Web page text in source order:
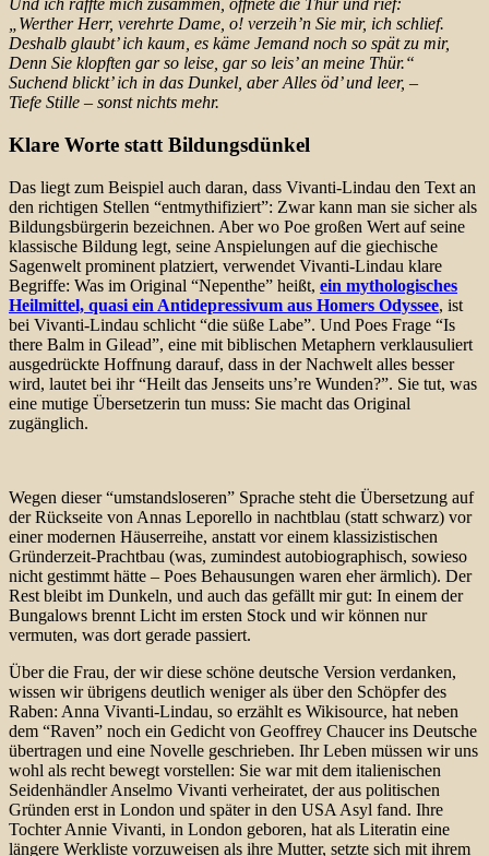
Und ich raffte mich zusammen, öffnete die Thür und rief:
„Werther Herr, verehrte Dame, o! verzeih’n Sie mir, ich schlief.
Deshalb glaubt’ ich kaum, es käme Jemand noch so spät zu mir,
Denn Sie klopften gar so leise, gar so leis’ an meine Thür.“
Suchend blickt’ ich in das Dunkel, aber Alles öd’ und leer, –
Tiefe Stille – sonst nichts mehr.
Klare Worte statt Bildungsdünkel
Das liegt zum Beispiel auch daran, dass Vivanti-Lindau den Text an
den richtigen Stellen “entmythifiziert”: Zwar kann man sie sicher als
Bildungsbürgerin bezeichnen. Aber wo Poe großen Wert auf seine
klassische Bildung legt, seine Anspielungen auf die giechische
Sagenwelt prominent platziert, verwendet Vivanti-Lindau klare
Begriffe: Was im Original “Nepenthe” heißt, ein mythologisches
Heilmittel, quasi ein Antidepressivum aus Homers Odyssee, ist
bei Vivanti-Lindau schlicht “die süße Labe”. Und Poes Frage “Is
there Balm in Gilead”, eine mit biblischen Metaphern verklausuliert
ausgedrückte Hoffnung darauf, dass in der Nachwelt alles besser
wird, lautet bei ihr “Heilt das Jenseits uns’re Wunden?”. Sie tut, was
eine mutige Übersetzerin tun muss: Sie macht das Original
zugänglich.
Wegen dieser “umstandsloseren” Sprache steht die Übersetzung auf
der Rückseite von Annas Leporello in nachtblau (statt schwarz) vor
einer modernen Häuserreihe, anstatt vor einem klassizistischen
Gründerzeit-Prachtbau (was, zumindest autobiographisch, sowieso
nicht gestimmt hätte – Poes Behausungen waren eher ärmlich). Der
Rest bleibt im Dunkeln, und auch das gefällt mir gut: In einem der
Bungalows brennt Licht im ersten Stock und wir können nur
vermuten, was dort gerade passiert.
Über die Frau, der wir diese schöne deutsche Version verdanken,
wissen wir übrigens deutlich weniger als über den Schöpfer des
Raben: Anna Vivanti-Lindau, so erzählt es Wikisource, hat neben
dem “Raven” noch ein Gedicht von Geoffrey Chaucer ins Deutsche
übertragen und eine Novelle geschrieben. Ihr Leben müssen wir uns
wohl als recht bewegt vorstellen: Sie war mit dem italienischen
Seidenhändler Anselmo Vivanti verheiratet, der aus politischen
Gründen erst in London und später in den USA Asyl fand. Ihre
Tochter Annie Vivanti, in London geboren, hat als Literatin eine
längere Werkliste vorzuweisen als ihre Mutter, setzte sich mit ihrem